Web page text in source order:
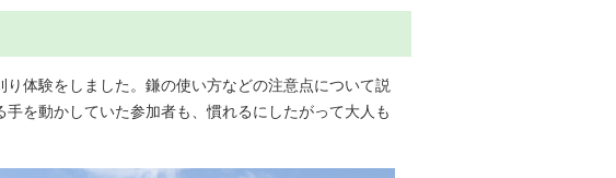
体験をしました。鎌の使い方などの注意点について説
を動かしていた参加者も、慣れるにしたがって大人も